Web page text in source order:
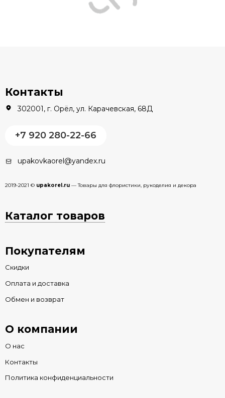
Контакты
302001, г. Орёл, ул. Карачевская, 68Д
+7 920 280-22-66
upakovkaorel@yandex.ru
2019-2021 © upakorel.ru — Товары для флористики, рукоделия и декора
Каталог товаров
Покупателям
Скидки
Оплата и доставка
Обмен и возврат
О компании
О нас
Контакты
Политика конфиденциальности